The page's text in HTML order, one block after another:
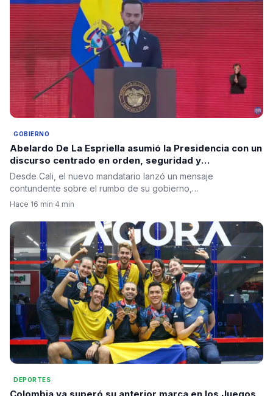
GOBIERNO
Abelardo De La Espriella asumió la Presidencia con un
discurso centrado en orden, seguridad y
regeneración nacional
Desde Cali, el nuevo mandatario lanzó un mensaje
contundente sobre el rumbo de su gobierno,…
Hace 16 min·4 min
DEPORTES
Colombia ya superó su anterior marca en los Juegos